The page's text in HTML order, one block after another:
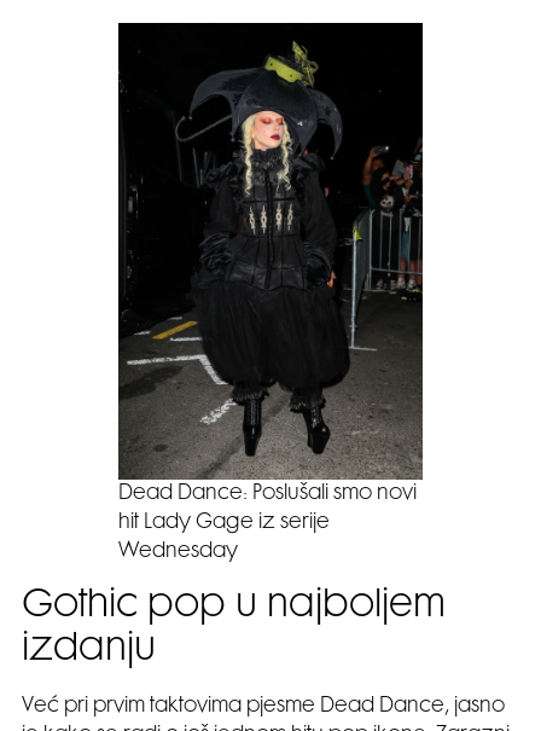
Dead Dance: Poslušali smo novi
hit Lady Gage iz serije
Wednesday
Gothic pop u najboljem
izdanju
Već pri prvim taktovima pjesme Dead Dance, jasno